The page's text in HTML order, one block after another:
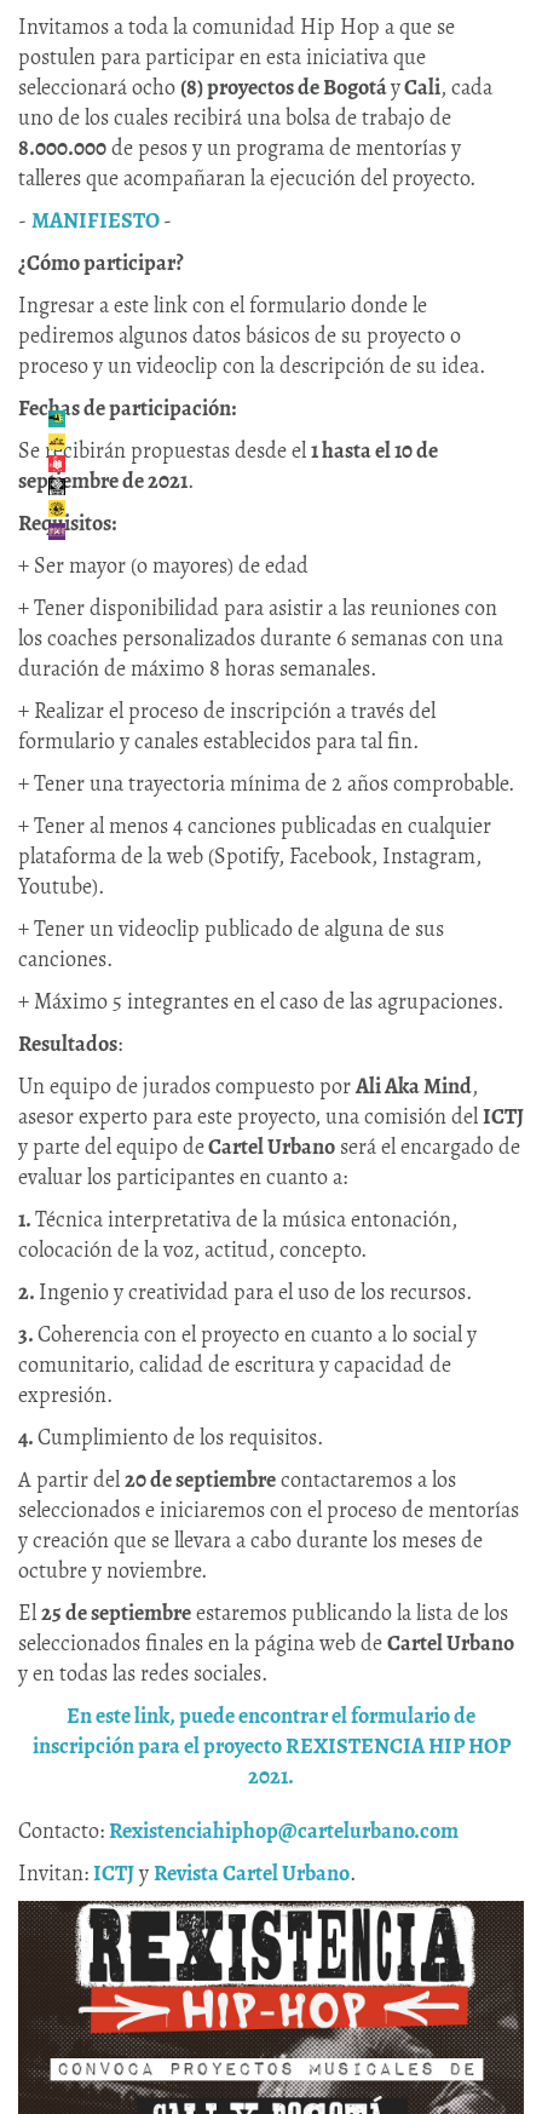
Invitamos a toda la comunidad Hip Hop a que se
postulen para participar en esta iniciativa que
seleccionará ocho (8) proyectos de BogotáyCali, cada
uno de los cuales recibirá una bolsa de trabajo de
8.000.000de pesos y un programa de mentorías y
talleres que acompañaran la ejecución del proyecto.
- MANIFIESTO-
¿Cómo participar?
Ingresar a este link con el formulario donde le
pediremos algunos datos básicos de su proyecto o
proceso y un videoclip con la descripción de su idea.
Fechas de participación:
Se recibirán propuestas desde el1 hasta el 10 de
septiembre de 2021.
Requisitos:
+ Ser mayor (o mayores) de edad
+ Tener disponibilidad para asistir a las reuniones con
los coaches personalizados durante 6 semanas con una
duración de máximo 8 horas semanales.
+ Realizar el proceso de inscripción a través del
formulario y canales establecidos para tal fin.
+ Tener una trayectoria mínima de 2 años comprobable.
+ Tener al menos 4 canciones publicadas en cualquier
plataforma de la web (Spotify, Facebook, Instagram,
Youtube).
+ Tener un videoclip publicado de alguna de sus
canciones.
+ Máximo 5 integrantes en el caso de las agrupaciones.
Resultados:
Un equipo de jurados compuesto porAli Aka Mind,
asesor experto para este proyecto, una comisión delICTJ
y parte del equipo deCartel Urbano será el encargado de
evaluar los participantes en cuanto a:
1.Técnica interpretativa de la música entonación,
colocación de la voz, actitud, concepto.
2. Ingenio y creatividad para el uso de los recursos.
3.Coherencia con el proyecto en cuanto a lo social y
comunitario, calidad de escritura y capacidad de
expresión.
4.Cumplimiento de los requisitos.
A partir del20 de septiembrecontactaremos a los
seleccionados e iniciaremos con el proceso de mentorías
y creación que se llevara a cabo durante los meses de
octubre y noviembre.
El25 de septiembreestaremos publicando la lista de los
seleccionados finales en la página web deCartel Urbano
y en todas las redes sociales.
En este link, puede encontrar el formulario de
inscripción para el proyecto REXISTENCIA HIP HOP
2021.​
Contacto:Rexistenciahiphop@cartelurbano.com
Invitan:ICTJyRevista Cartel Urbano.